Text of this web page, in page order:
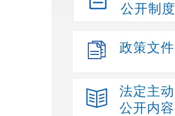
公开制度
政策文件
法定主动
公开内容